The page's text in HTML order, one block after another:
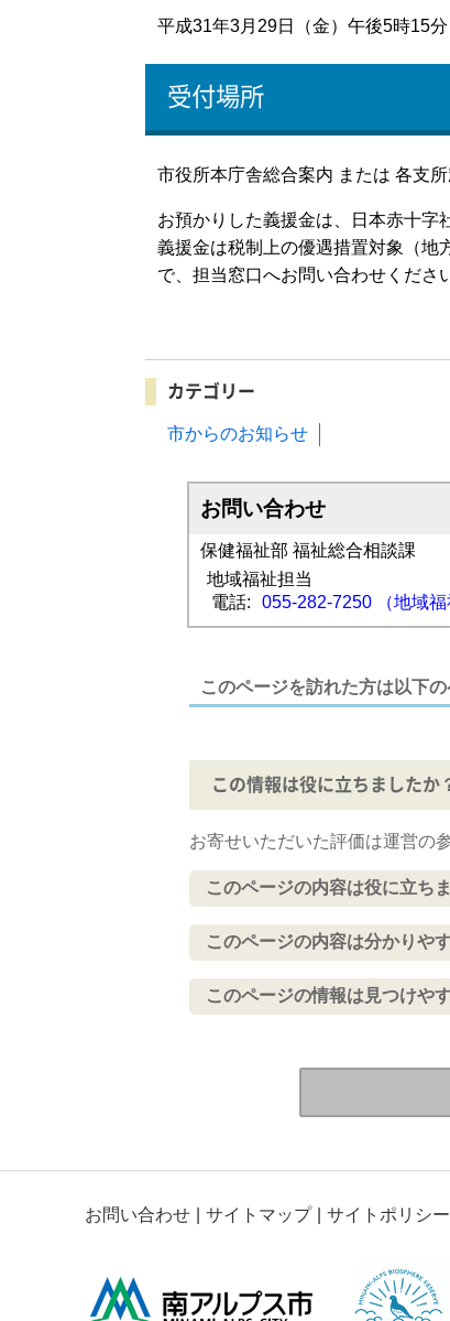
平成31年3月29日（金）午後5時15
受付場所
市役所本庁舎総合案内 または 各支
お預かりした義援金は、日本赤十字
義援金は税制上の優遇措置対象（地
で、担当窓口へお問い合わせくださ
カテゴリー
市からのお知らせ
お問い合わせ
保健福祉部 福祉総合相談課
地域福祉担当
電話:
055-282-7250 （地域
このページを訪れた方は以下
この情報は役に立ちましたか
お寄せいただいた評価は運営の
このページの内容は役に立ち
このページの内容は分かりや
このページの情報は見つけや
お問い合わせ サイトマップ サイトポリシー